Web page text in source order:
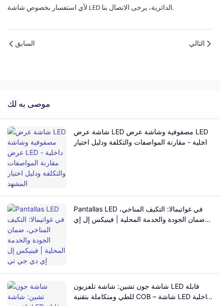
لأي استفسار بخصوص شاشة LED الدائرية، يرجى الاتصال بنا.
السابق التالي
موصى به لك
شاشة عرض LED مصفوفية وشاشة عرض LED
داخلية - مقارنة المواصفات والتكلفة ودليل اختيار
Pantallas LED في غواتيمالا: التكيف المناخي،
ضمان الجودة والخدمة المحلية | فينيكس إل إي
شاشة جون تشين: شاشة تلفزيون LED قابلة
للطي ومتكاملة بتقنية COB – شاشة LED داخلية